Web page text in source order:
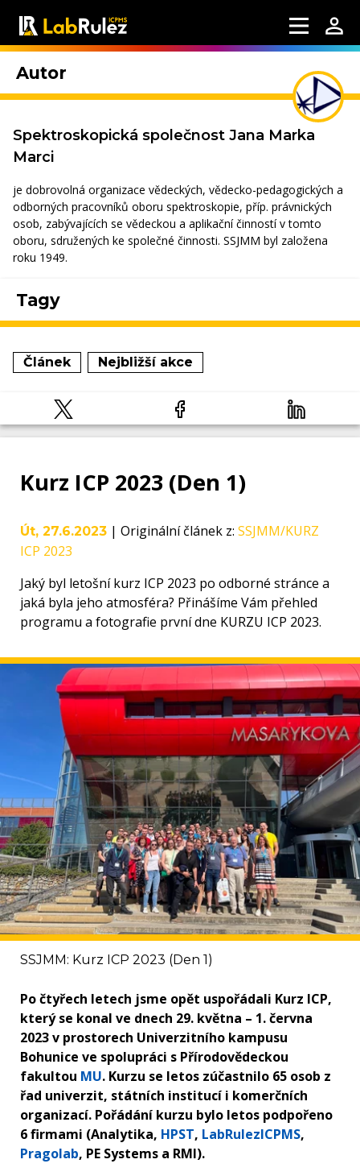
Autor
Spektroskopická společnost Jana Marka
Marci
je dobrovolná organizace vědeckých, vědecko-pedagogických a
odborných pracovníků oboru spektroskopie, příp. právnických
osob, zabývajících se vědeckou a aplikační činností v tomto
oboru, sdružených ke společné činnosti. SSJMM byl založena
roku 1949.
Tagy
Článek Nejbližší akce
Kurz ICP 2023 (Den 1)
Út, 27.6.2023 | Originální článek z: SSJMM/KURZ
ICP 2023
Jaký byl letošní kurz ICP 2023 po odborné stránce a
jaká byla jeho atmosféra? Přinášíme Vám přehled
programu a fotografie první dne KURZU ICP 2023.
SSJMM: Kurz ICP 2023 (Den 1)
Po čtyřech letech jsme opět uspořádali Kurz ICP,
který se konal ve dnech 29. května – 1. června
2023 v prostorech Univerzitního kampusu
Bohunice ve spolupráci s Přírodovědeckou
fakultou MU. Kurzu se letos zúčastnilo 65 osob z
řad univerzit, státních institucí i komerčních
organizací. Pořádání kurzu bylo letos podpořeno
6 firmami (Analytika, HPST, LabRulezICPMS,
Pragolab, PE Systems a RMI).